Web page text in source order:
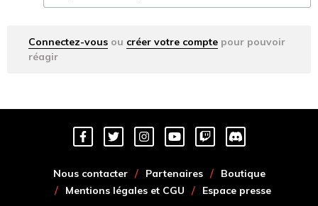
Connectez-vous ou créer votre compte pour pouvoir
réagir
Nous contacter Partenaires
Boutique
Mentions légales et CGU
Espace presse